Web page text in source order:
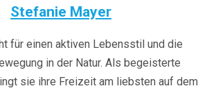
Stefanie Mayer
für einen aktiven Lebensstil und die
in der Natur. Als begeisterte
sie ihre Freizeit am liebsten auf dem